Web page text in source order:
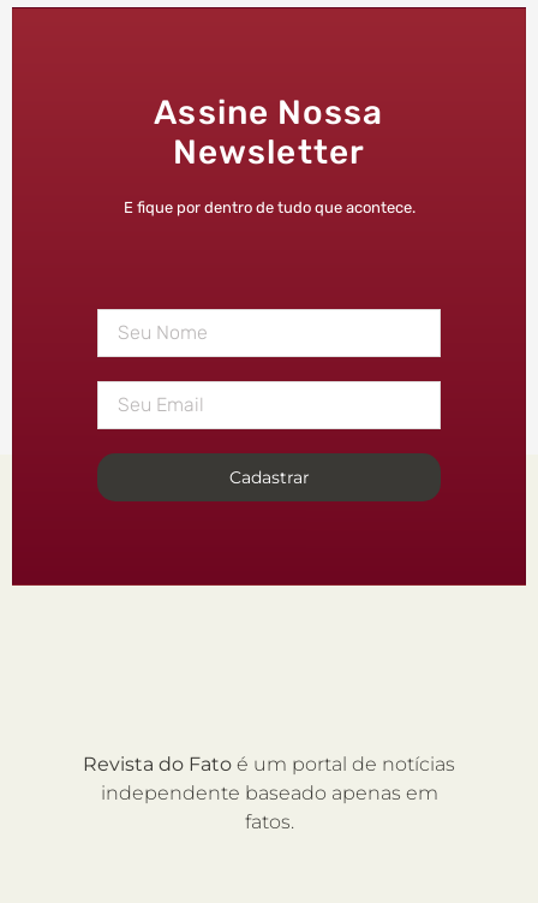
Assine Nossa
Newsletter
E fique por dentro de tudo que acontece.
Cadastrar
Revista do Fato é um portal de notícias
independente baseado apenas em
fatos.